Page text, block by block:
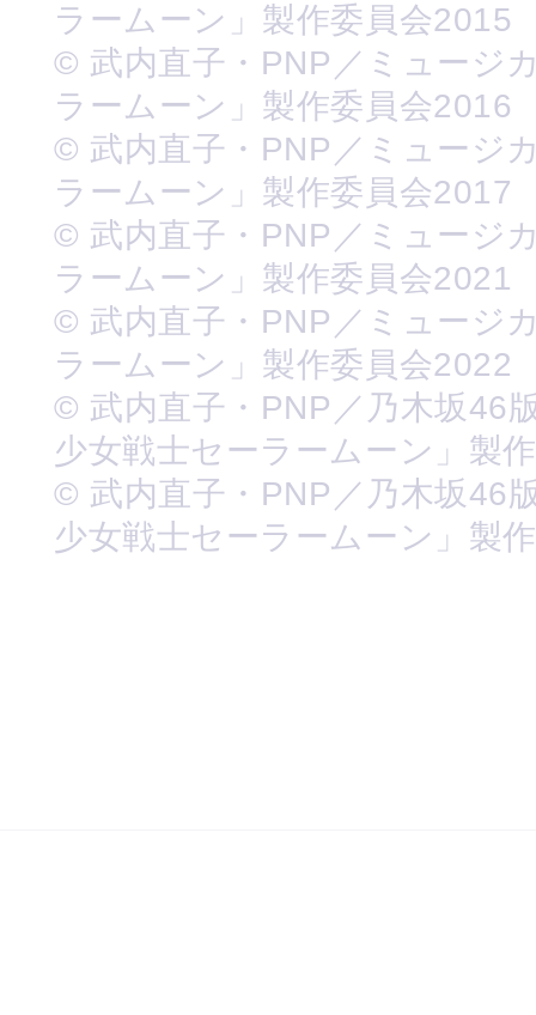
ラームーン」製作委員会2015
© 武内直子・PNP／ミュージ
ラームーン」製作委員会2016
© 武内直子・PNP／ミュージ
ラームーン」製作委員会2017
© 武内直子・PNP／ミュージ
ラームーン」製作委員会2021
© 武内直子・PNP／ミュージ
ラームーン」製作委員会2022
© 武内直子・PNP／乃木坂46
少女戦士セーラームーン」製
© 武内直子・PNP／乃木坂46
少女戦士セーラームーン」製